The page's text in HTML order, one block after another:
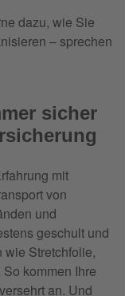
dazu, wie Sie
– sprechen
sicher
mit
von
und
geschult und
Stretchfolie,
kommen Ihre
an. Und